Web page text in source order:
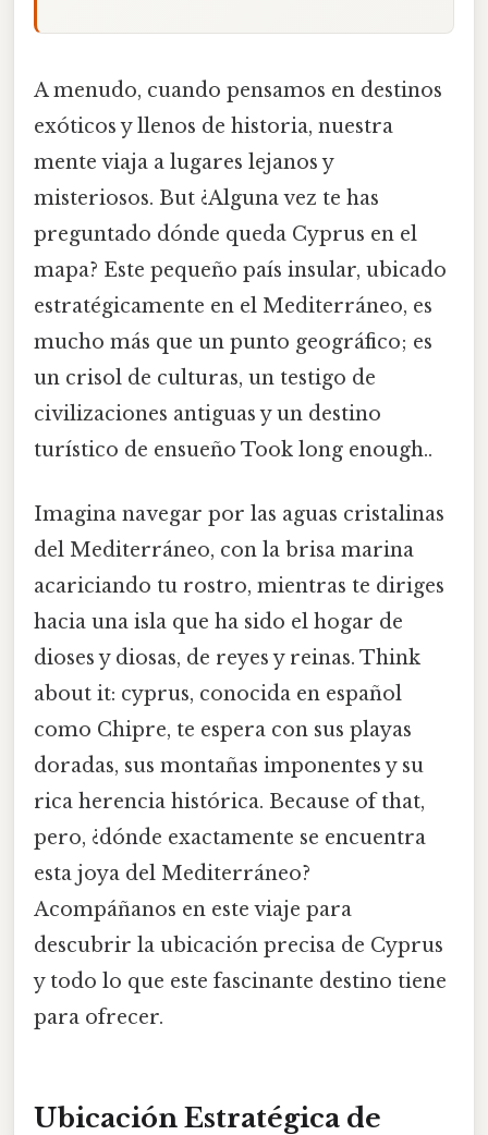
A menudo, cuando pensamos en destinos
exóticos y llenos de historia, nuestra
mente viaja a lugares lejanos y
misteriosos. But ¿Alguna vez te has
preguntado dónde queda Cyprus en el
mapa? Este pequeño país insular, ubicado
estratégicamente en el Mediterráneo, es
mucho más que un punto geográfico; es
un crisol de culturas, un testigo de
civilizaciones antiguas y un destino
turístico de ensueño Took long enough..
Imagina navegar por las aguas cristalinas
del Mediterráneo, con la brisa marina
acariciando tu rostro, mientras te diriges
hacia una isla que ha sido el hogar de
dioses y diosas, de reyes y reinas. Think
about it: cyprus, conocida en español
como Chipre, te espera con sus playas
doradas, sus montañas imponentes y su
rica herencia histórica. Because of that,
pero, ¿dónde exactamente se encuentra
esta joya del Mediterráneo?
Acompáñanos en este viaje para
descubrir la ubicación precisa de Cyprus
y todo lo que este fascinante destino tiene
para ofrecer.
Ubicación Estratégica de